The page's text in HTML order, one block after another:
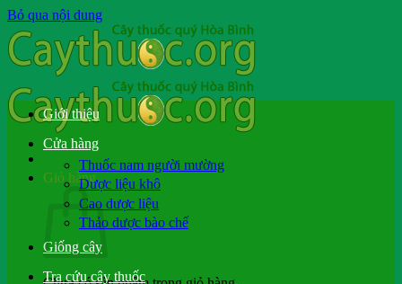
Bỏ qua nội dung
Giỏ hàng
Giới thiệu
Cửa hàng
Thuốc nam người mường
Dược liệu khô
Cao dược liệu
Thảo dược bào chế
Giống cây
Tra cứu cây thuốc